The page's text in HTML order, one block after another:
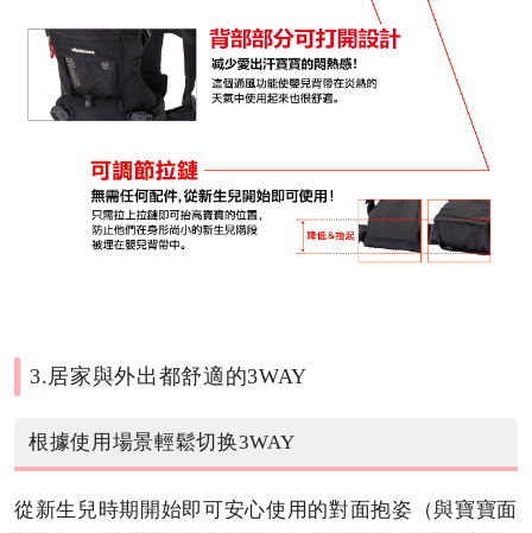
3.居家與外出都舒適的3WAY
根據使用場景輕鬆切换3WAY
從新生兒時期開始即可安心使用的對面抱姿（與寶寶面